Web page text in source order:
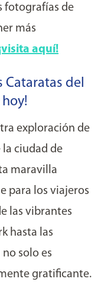
fotografías de
más
aquí!
Cataratas del
exploración de
la ciudad de
maravilla
para los viajeros
las vibrantes
hasta las
solo es
gratificante.